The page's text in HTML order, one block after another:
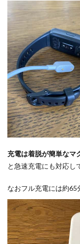
充電は着脱が簡単なマ
と急速充電にも対応し
なおフル充電には約65